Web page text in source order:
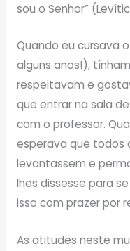
sou o Senhor”
Quando eu cursava
alguns anos!),
respeitavam e
que entrar na sala
com o professor.
esperava que todos
levantassem e
lhes dissesse para
isso com prazer por
As atitudes neste